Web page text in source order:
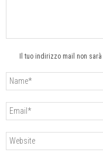
Il tuo indirizzo mail non